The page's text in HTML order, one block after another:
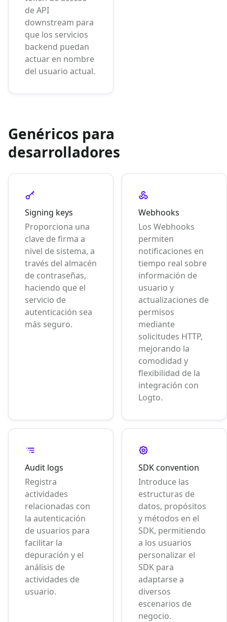
de API
downstream para
que los servicios
backend puedan
actuar en nombre
del usuario actual.
Genéricos para
desarrolladores
Signing keys
Proporciona una
clave de firma a
nivel de sistema, a
través del almacén
de contraseñas,
haciendo que el
servicio de
autenticación sea
más seguro.
Webhooks
Los Webhooks
permiten
notificaciones en
tiempo real sobre
información de
usuario y
actualizaciones de
permisos
mediante
solicitudes HTTP,
mejorando la
comodidad y
flexibilidad de la
integración con
Logto.
Audit logs
Registra
actividades
relacionadas con
la autenticación
de usuarios para
facilitar la
depuración y el
análisis de
actividades de
usuario.
SDK convention
Introduce las
estructuras de
datos, propósitos
y métodos en el
SDK, permitiendo
a los usuarios
personalizar el
SDK para
adaptarse a
diversos
escenarios de
negocio.